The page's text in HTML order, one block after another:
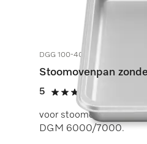
DGG 100-40
Stoomovenpan
5
5 sterren op 5
voor stoomovens DG
DGM 6000/7000.